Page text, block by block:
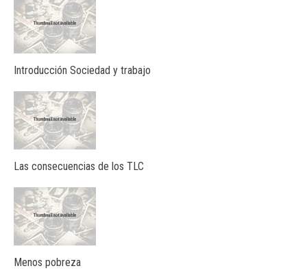
Introducción Sociedad y trabajo
Las consecuencias de los TLC
Menos pobreza